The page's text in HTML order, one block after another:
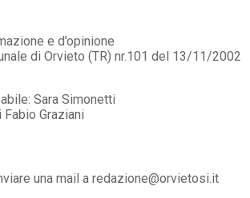
e d’opinione
di Orvieto (TR) nr.101 del 13/11/2002
Sara Simonetti
Graziani
una mail a redazione@orvietosi.it